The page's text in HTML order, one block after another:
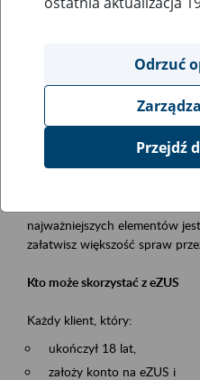
Szkolenia
Obszar merytoryczny
obsługa klientów
Opis wydarzenia
Platforma Usług
najważniejszych elementów
załatwisz większość spraw
Kto może skorzystać z eZUS
Każdy klient, który:
ukończył 18 lat,
założy konto na eZUS i
Odrzuć
Przejdź